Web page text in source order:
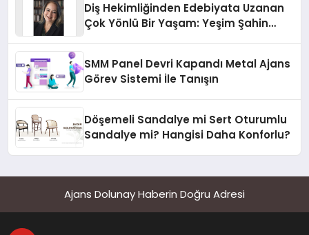
Diş Hekimliğinden Edebiyata Uzanan
Çok Yönlü Bir Yaşam: Yeşim Şahin
SMM Panel Devri Kapandı Metal Ajans
Görev Sistemi İle Tanışın
Döşemeli Sandalye mi Sert Oturumlu
Sandalye mi? Hangisi Daha Konforlu?
Ajans Dolunay Haberin Doğru Adresi